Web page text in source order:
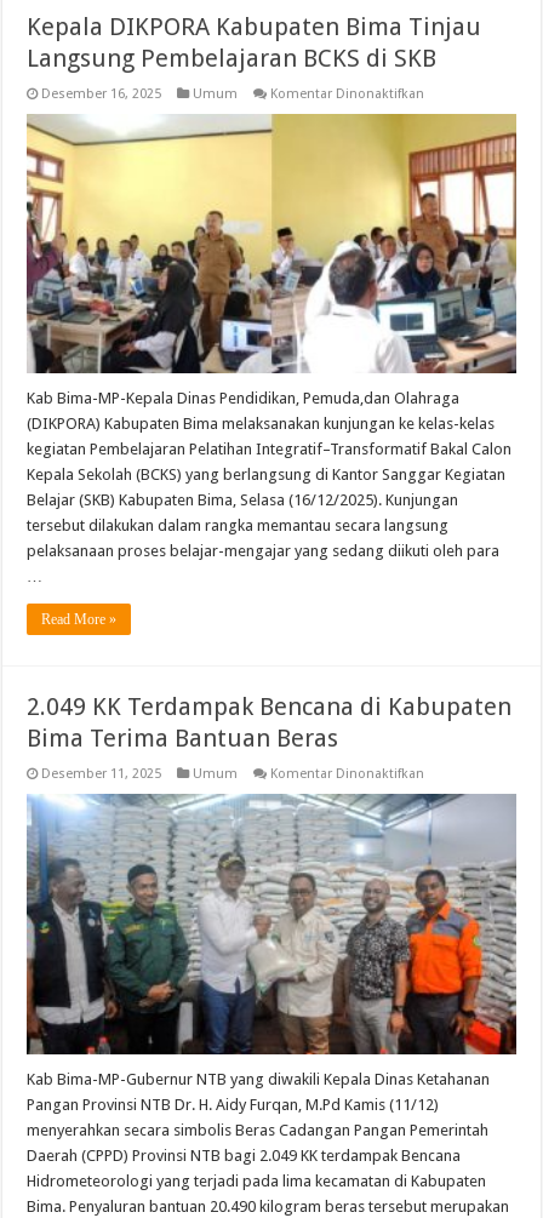
Kepala DIKPORA Kabupaten Bima Tinjau
Langsung Pembelajaran BCKS di SKB
Desember 16, 2025 Umum Komentar Dinonaktifkan
Kabupaten
Bima
Tinjau
Langsung
Pembelajaran
BCKS
SKB
Kab Bima-MP-Kepala Dinas Pendidikan, Pemuda,dan Olahraga
(DIKPORA) Kabupaten Bima melaksanakan kunjungan ke kelas-kelas
kegiatan Pembelajaran Pelatihan Integratif–Transformatif Bakal Calon
Kepala Sekolah (BCKS) yang berlangsung di Kantor Sanggar Kegiatan
Belajar (SKB) Kabupaten Bima, Selasa (16/12/2025). Kunjungan
tersebut dilakukan dalam rangka memantau secara langsung
pelaksanaan proses belajar-mengajar yang sedang diikuti oleh para
…
Read More »
2.049 KK Terdampak Bencana di Kabupaten
Bima Terima Bantuan Beras
Desember 11, 2025 Umum Komentar Dinonaktifkan
KK
Terdampak
Bencana
Kabupaten
Bima
Terima
Bantuan
Beras
Kab Bima-MP-Gubernur NTB yang diwakili Kepala Dinas Ketahanan
Pangan Provinsi NTB Dr. H. Aidy Furqan, M.Pd Kamis (11/12)
menyerahkan secara simbolis Beras Cadangan Pangan Pemerintah
Daerah (CPPD) Provinsi NTB bagi 2.049 KK terdampak Bencana
Hidrometeorologi yang terjadi pada lima kecamatan di Kabupaten
Bima. Penyaluran bantuan 20.490 kilogram beras tersebut merupakan